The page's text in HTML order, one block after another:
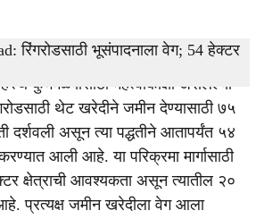
-Tendernama
कुंभमेळ्यासाठी महत्वांकाक्षी असलेल्या
थेट खरेदीने जमीन देण्यासाठी ७५
असून त्या पद्धतीने आतापर्यंत ५४
आली आहे. या परिक्रमा मार्गासाठी
क्षेत्राची आवश्यकता असून त्यातील २०
प्रत्यक्ष जमीन खरेदीला वेग आला